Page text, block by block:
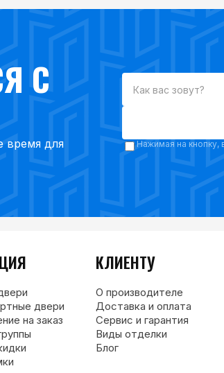
С
время для
Нажимая на кнопку,
двери
на заказ
КЛИЕНТУ
О производителе
Доставка и оплата
Сервис и гарантия
Виды отделки
Блог